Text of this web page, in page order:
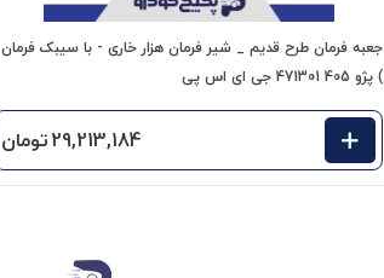
جعبه فرمان طرح قدیم _ شیر فرمان هزار خاری - با سیبک فرمان
) پژو 405 471301 جی ای اس پی
29,213,184تومان